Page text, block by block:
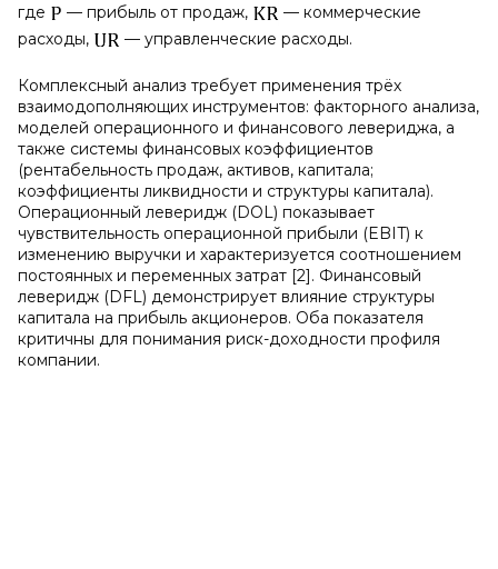
где — прибыль от продаж,
— коммерческие
расходы,
— управленческие расходы.
Комплексный анализ требует применения трёх
взаимодополняющих инструментов: факторного анализа,
моделей операционного и финансового левериджа, а
также системы финансовых коэффициентов
(рентабельность продаж, активов, капитала;
коэффициенты ликвидности и структуры капитала).
Операционный леверидж (DOL) показывает
чувствительность операционной прибыли (EBIT) к
изменению выручки и характеризуется соотношением
постоянных и переменных затрат [2]. Финансовый
леверидж (DFL) демонстрирует влияние структуры
капитала на прибыль акционеров. Оба показателя
критичны для понимания риск-доходности профиля
компании.